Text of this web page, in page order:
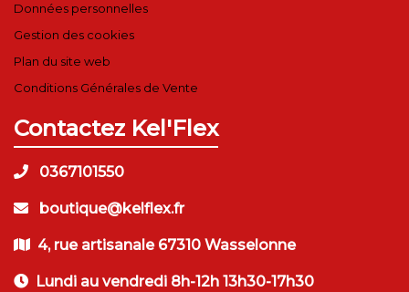
Données personnelles
Gestion des cookies
Plan du site web
Conditions Générales de Vente
Contactez Kel'Flex
0367101550
boutique@kelflex.fr
4, rue artisanale 67310 Wasselonne
Lundi au vendredi 8h-12h 13h30-17h30